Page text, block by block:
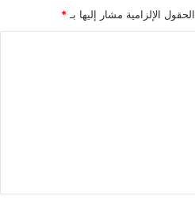
الحقول الإلزامية مشار إليها بـ *